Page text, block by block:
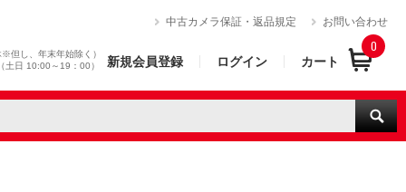
但し、年末年始除く）
土日 10:00～19：00）
中古カメラ保証・返品規定 お問い合わせ
新規会員登録 ログイン カート
0